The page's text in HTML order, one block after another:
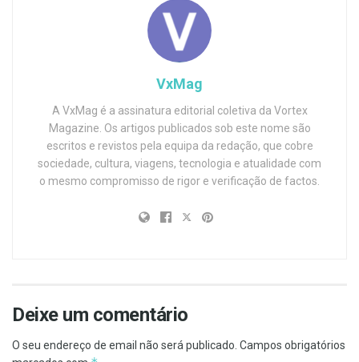
VxMag
A VxMag é a assinatura editorial coletiva da Vortex
Magazine. Os artigos publicados sob este nome são
escritos e revistos pela equipa da redação, que cobre
sociedade, cultura, viagens, tecnologia e atualidade com
o mesmo compromisso de rigor e verificação de factos.
Deixe um comentário
O seu endereço de email não será publicado. Campos obrigatórios